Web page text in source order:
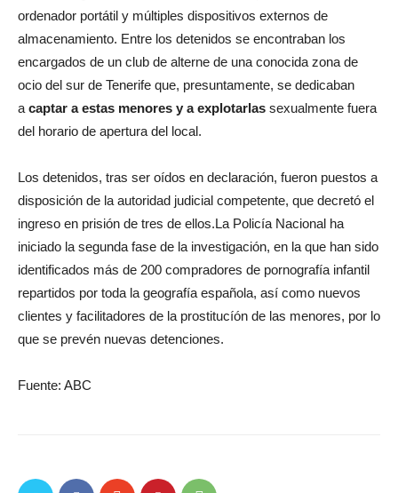
ordenador portátil y múltiples dispositivos externos de
almacenamiento. Entre los detenidos se encontraban los
encargados de un club de alterne de una conocida zona de
ocio del sur de Tenerife que, presuntamente, se dedicaban
acaptar a estas menores y a explotarlas sexualmente fuera
del horario de apertura del local.
Los detenidos, tras ser oídos en declaración, fueron puestos a
disposición de la autoridad judicial competente, que decretó el
ingreso en prisión de tres de ellos.La Policía Nacional ha
iniciado la segunda fase de la investigación, en la que han sido
identificados más de 200 compradores de pornografía infantil
repartidos por toda la geografía española, así como nuevos
clientes y facilitadores de la prostitucíón de las menores, por lo
que se prevén nuevas detenciones.
Fuente: ABC